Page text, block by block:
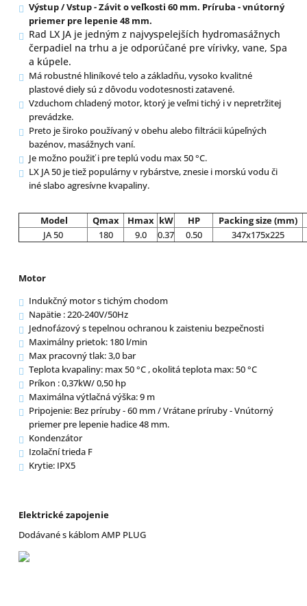
Výstup / Vstup - Závit o veľkosti 60 mm. Príruba - vnútorný
priemer pre lepenie 48 mm.
Rad LX JA je jedným z najvyspelejších hydromasážnych
čerpadiel na trhu a je odporúčané pre vírivky, vane, Spa
a kúpele.
Má robustné hliníkové telo a základňu, vysoko kvalitné
plastové diely sú z dôvodu vodotesnosti zatavené.
Vzduchom chladený motor, ktorý je veľmi tichý i v nepretržitej
prevádzke.
Preto je široko používaný v obehu alebo filtrácii kúpeľných
bazénov, masážnych vaní.
Je možno použiť i pre teplú vodu max 50 °C.
LX JA 50 je tiež populárny v rybárstve, znesie i morskú vodu či
iné slabo agresívne kvapaliny.
Model Qmax Hmax kW HP Packing size (mm)
JA 50
180 9.0 0.37 0.50 347x175x225
Motor
Indukčný motor s tichým chodom
Napätie : 220-240V/50Hz
Jednofázový s tepelnou ochranou k zaisteniu bezpečnosti
Maximálny prietok: 180 l/min
Max pracovný tlak: 3,0 bar
Teplota kvapaliny: max 50 °C , okolitá teplota max: 50 °C
Príkon : 0,37kW/ 0,50 hp
Maximálna výtlačná výška: 9 m
Pripojenie: Bez príruby - 60 mm / Vrátane príruby - Vnútorný
priemer pre lepenie hadice 48 mm.
Kondenzátor
Izolační trieda F
Krytie: IPX5
Elektrické zapojenie
Dodávané s káblom AMP PLUG